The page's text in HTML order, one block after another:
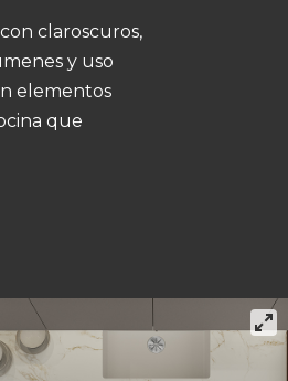
claroscuros,
y uso
elementos
que